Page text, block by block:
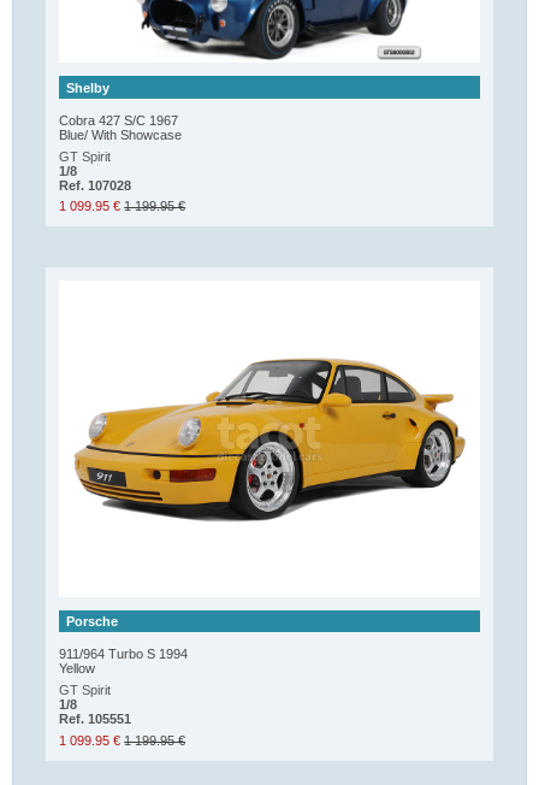
Shelby
Cobra 427 S/C 1967
Blue/ With Showcase
GT Spirit
1/8
Ref. 107028
1 099.95 € 1 199.95 €
Porsche
911/964 Turbo S 1994
Yellow
GT Spirit
1/8
Ref. 105551
1 099.95 € 1 199.95 €